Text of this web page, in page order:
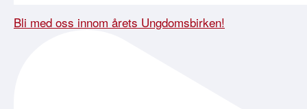
Bli med oss innom årets Ungdomsbirken!